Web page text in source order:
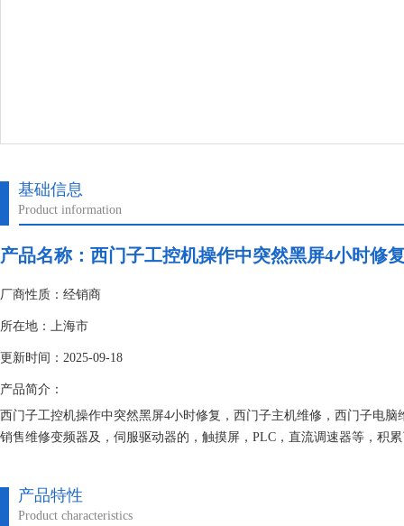
基础信息
Product information
产品名称： 西门子工控机操作中突然黑屏4小时修
厂商性质：经销商
所在地：上海市
更新时间：2025-09-18
产品简介：
西门子工控机操作中突然黑屏4小时修复，西门子主机维修，西门子电
销售维修变频器及，伺服驱动器的，触摸屏，PLC，直流调速器等，积
产品特性
Product characteristics